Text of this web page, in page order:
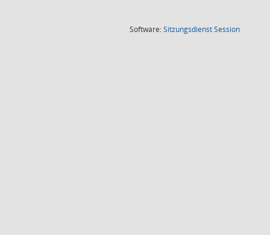
Software:SitzungsdienstSession(Wird in